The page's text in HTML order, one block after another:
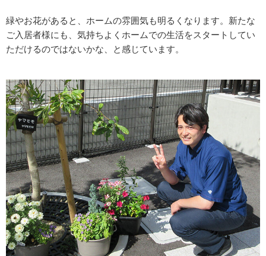
緑やお花があると、ホームの雰囲気も明るくなります。新たな
ご入居者様にも、気持ちよくホームでの生活をスタートしてい
ただけるのではないかな、と感じています。